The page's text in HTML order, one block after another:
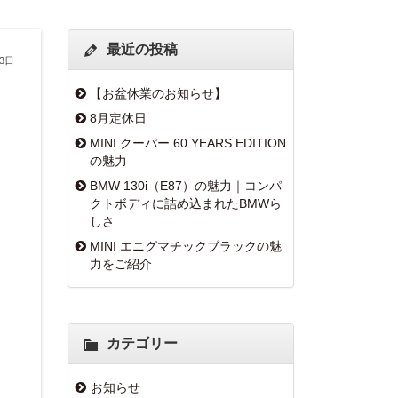
日
最近の投稿
【お盆休業のお知らせ】
8月定休日
MINI クーパー 60 YEARS EDITION
の魅力
BMW 130i（E87）の魅力｜コンパ
クトボディに詰め込まれたBMWら
しさ
MINI エニグマチックブラックの魅
力をご紹介
カテゴリー
お知らせ